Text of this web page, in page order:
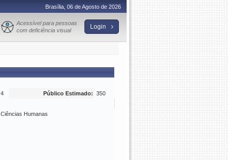
Brasília, 06 de Agosto de 2026
Acessível para pessoas
com deficiência visual
Login
4 Público Estimado: 350
Ciências Humanas